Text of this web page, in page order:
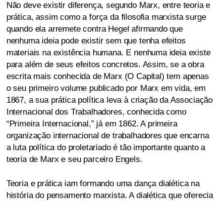
Não deve existir diferença, segundo Marx, entre teoria e
prática, assim como a força da filosofia marxista surge
quando ela arremete contra Hegel afirmando que
nenhuma ideia pode existir sem que tenha efeitos
materiais na existência humana. E nenhuma ideia existe
para além de seus efeitos concretos. Assim, se a obra
escrita mais conhecida de Marx (O Capital) tem apenas
o seu primeiro volume publicado por Marx em vida, em
1867, a sua prática política leva à criação da Associação
Internacional dos Trabalhadores, conhecida como
“Primeira Internacional,” já em 1862. A primeira
organização internacional de trabalhadores que encarna
a luta política do proletariado é tão importante quanto a
teoria de Marx e seu parceiro Engels.
Teoria e prática iam formando uma dança dialética na
história do pensamento marxista. A dialética que oferecia